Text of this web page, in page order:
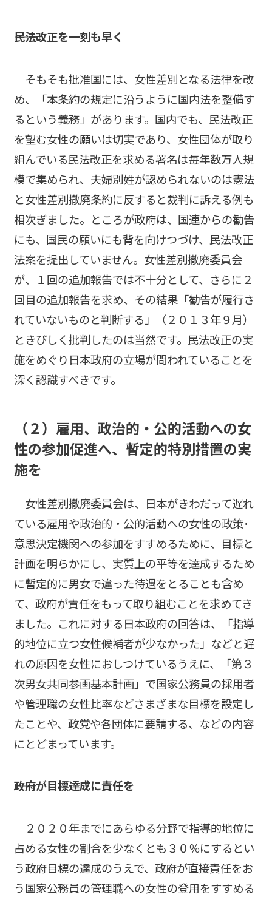
――民法改正を一刻も早く
そもそも批准国には、女性差別となる法律を改
め、「本条約の規定に沿うように国内法を整備す
るという義務」があります。国内でも、民法改正
を望む女性の願いは切実であり、女性団体が取り
組んでいる民法改正を求める署名は毎年数万人規
模で集められ、夫婦別姓が認められないのは憲法
と女性差別撤廃条約に反すると裁判に訴える例も
相次ぎました。ところが政府は、国連からの勧告
にも、国民の願いにも背を向けつづけ、民法改正
法案を提出していません。女性差別撤廃委員会
が、１回の追加報告では不十分として、さらに２
回目の追加報告を求め、その結果「勧告が履行さ
れていないものと判断する」（２０１３年９月）
ときびしく批判したのは当然です。民法改正の実
施をめぐり日本政府の立場が問われていることを
深く認識すべきです。
（２）雇用、政治的・公的活動への女
性の参加促進へ、暫定的特別措置の実
施を
女性差別撤廃委員会は、日本がきわだって遅れ
ている雇用や政治的・公的活動への女性の政策･
意思決定機関への参加をすすめるために、目標と
計画を明らかにし、実質上の平等を達成するため
に暫定的に男女で違った待遇をとることも含め
て、政府が責任をもって取り組むことを求めてき
ました。これに対する日本政府の回答は、「指導
的地位に立つ女性候補者が少なかった」などと遅
れの原因を女性におしつけているうえに、「第３
次男女共同参画基本計画」で国家公務員の採用者
や管理職の女性比率などさまざまな目標を設定し
たことや、政党や各団体に要請する、などの内容
にとどまっています。
――政府が目標達成に責任を
２０２０年までにあらゆる分野で指導的地位に
占める女性の割合を少なくとも３０％にするとい
う政府目標の達成のうえで、政府が直接責任をお
う国家公務員の管理職への女性の登用をすすめる